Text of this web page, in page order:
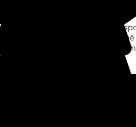
spokojená s realizací od
Marinkovič) , dne 9.12.2024 u
odvedl velmi vynikající práci při
doporučuji tuto společnost.